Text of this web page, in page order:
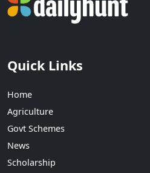
Quick Links
Home
Agriculture
Govt Schemes
News
Scholarship